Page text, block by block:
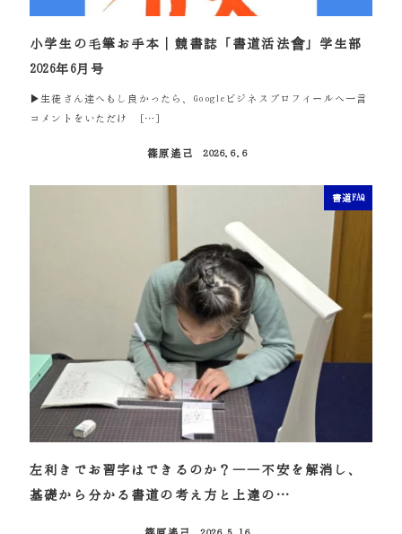
小学生の毛筆お手本｜競書誌「書道活法會」学生部
2026年6月号
▶生徒さん達へもし良かったら、Googleビジネスプロフィールへ一言
コメントをいただけ […]
篠原遙己
2026.6.6
書道FAQ
左利きでお習字はできるのか？――不安を解消し、
基礎から分かる書道の考え方と上達の…